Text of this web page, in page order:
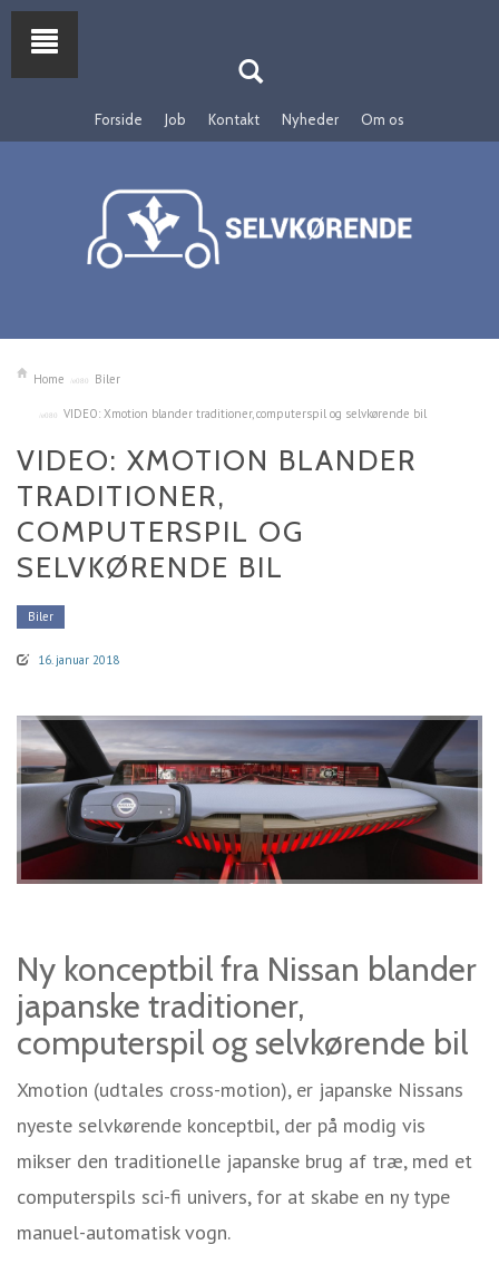
Forside Job Kontakt Nyheder Om os
Home Biler
VIDEO: Xmotion blander traditioner, computerspil og selvkørende bil
VIDEO: XMOTION BLANDER
TRADITIONER,
COMPUTERSPIL OG
SELVKØRENDE BIL
Biler
16. januar 2018
Ny konceptbil fra Nissan blander
japanske traditioner,
computerspil og selvkørende bil
Xmotion (udtales cross-motion), er japanske Nissans
nyeste selvkørende konceptbil, der på modig vis
mikser den traditionelle japanske brug af træ, med et
computerspils sci-fi univers, for at skabe en ny type
manuel-automatisk vogn.